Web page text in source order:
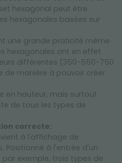
hexagonal peut être
hexagonales basées sur
une grande praticité même
hexagonales ont en effet
différentes (350-550-750
manière à pouvoir créer
en hauteur, mais surtout
de tous les types de
correcte:
à l'affichage de
Positionné à l'entrée d'un
exemple, trois types de